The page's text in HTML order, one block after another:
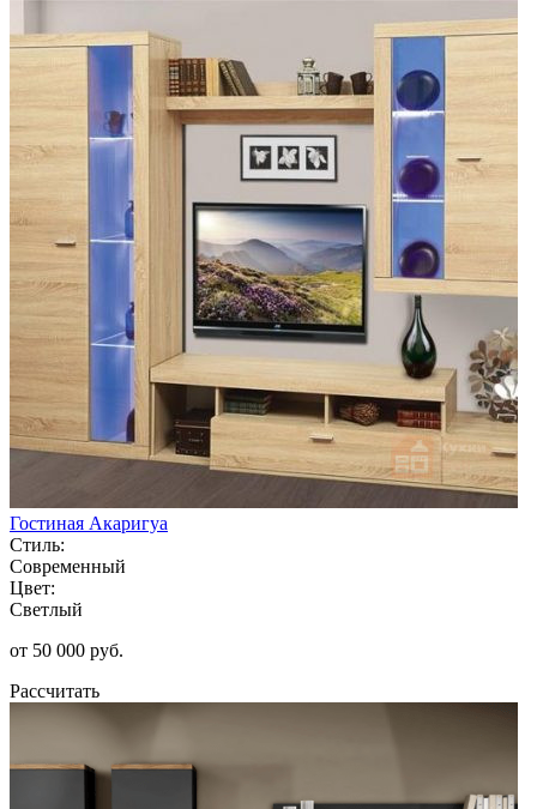
Гостиная Акаригуа
Стиль:
Современный
Цвет:
Светлый
от 50 000 руб.
Рассчитать